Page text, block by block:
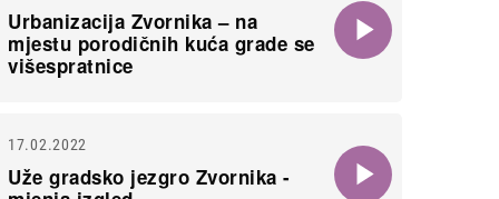
Urbanizacija Zvornika – na
mjestu porodičnih kuća grade se
višespratnice
17.02.2022
Uže gradsko jezgro Zvornika -